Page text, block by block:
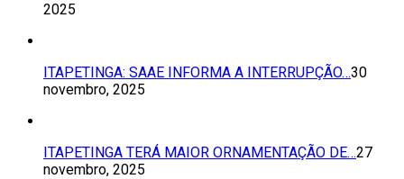
2025
ITAPETINGA: SAAE INFORMA A INTERRUPÇÃO…30
novembro, 2025
ITAPETINGA TERÁ MAIOR ORNAMENTAÇÃO DE…27
novembro, 2025